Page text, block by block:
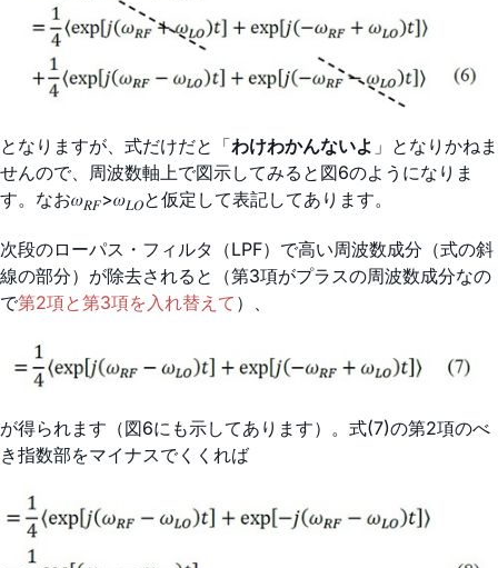
となりますが、式だけだと「わけわかんないよ 」となりかねま
せんので、周波数軸上で図示してみると図6のようになりま
す。なお𝜔𝑅𝐹>𝜔𝐿𝑂と仮定して表記してあります。
次段のローパス・フィルタ（LPF）で高い周波数成分（式の斜
線の部分）が除去されると（第3項がプラスの周波数成分なの
で第2項と第3項を入れ替えて ）、
が得られます（図6にも示してあります）。式(7)の第2項のべ
き指数部をマイナスでくくれば